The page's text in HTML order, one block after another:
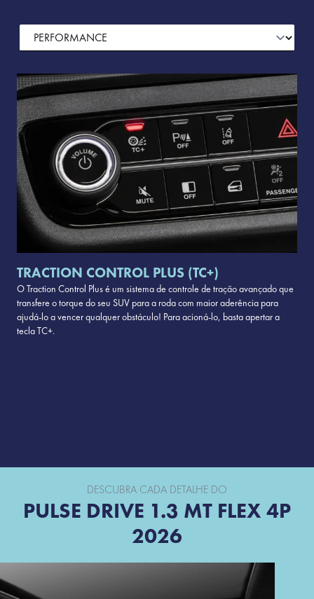
TRACTION CONTROL PLUS (TC+)
O Traction Control Plus é um sistema de controle de tração avançado que
transfere o torque do seu SUV para a roda com maior aderência para
ajudá-lo a vencer qualquer obstáculo! Para acioná-lo, basta apertar a
tecla TC+.
DESCUBRA CADA DETALHE DO
PULSE DRIVE 1.3 MT FLEX 4P
2026